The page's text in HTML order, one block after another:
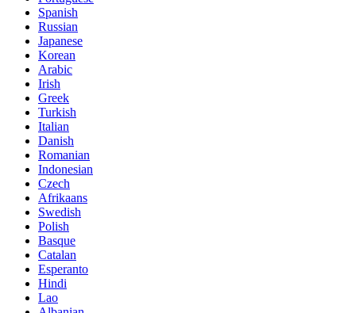
Spanish
Russian
Japanese
Korean
Arabic
Irish
Greek
Turkish
Italian
Danish
Romanian
Indonesian
Czech
Afrikaans
Swedish
Polish
Basque
Catalan
Esperanto
Hindi
Lao